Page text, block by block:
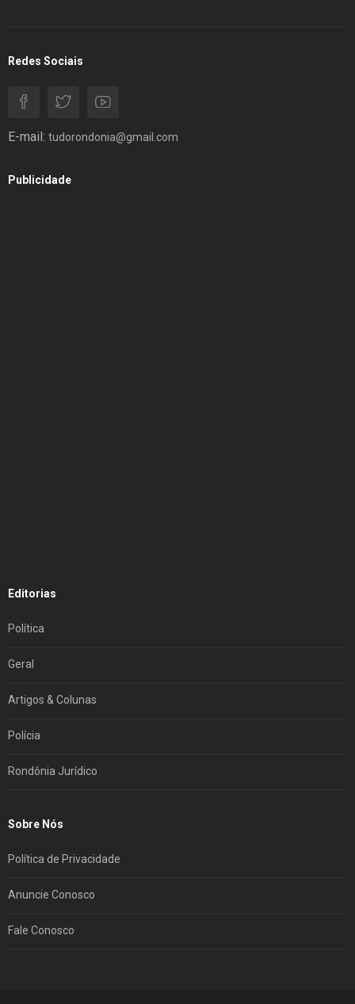
Redes Sociais
E-mail: tudorondonia@gmail.com
Publicidade
Editorias
Política
Geral
Artigos & Colunas
Polícia
Rondônia Jurídico
Sobre Nós
Política de Privacidade
Anuncie Conosco
Fale Conosco